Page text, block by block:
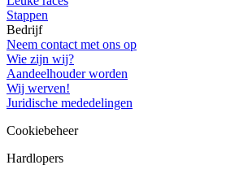
Stappen
Bedrijf
Neem contact met ons op
Wie zijn wij?
Aandeelhouder worden
Wij werven!
Juridische mededelingen
Cookiebeheer
Hardlopers